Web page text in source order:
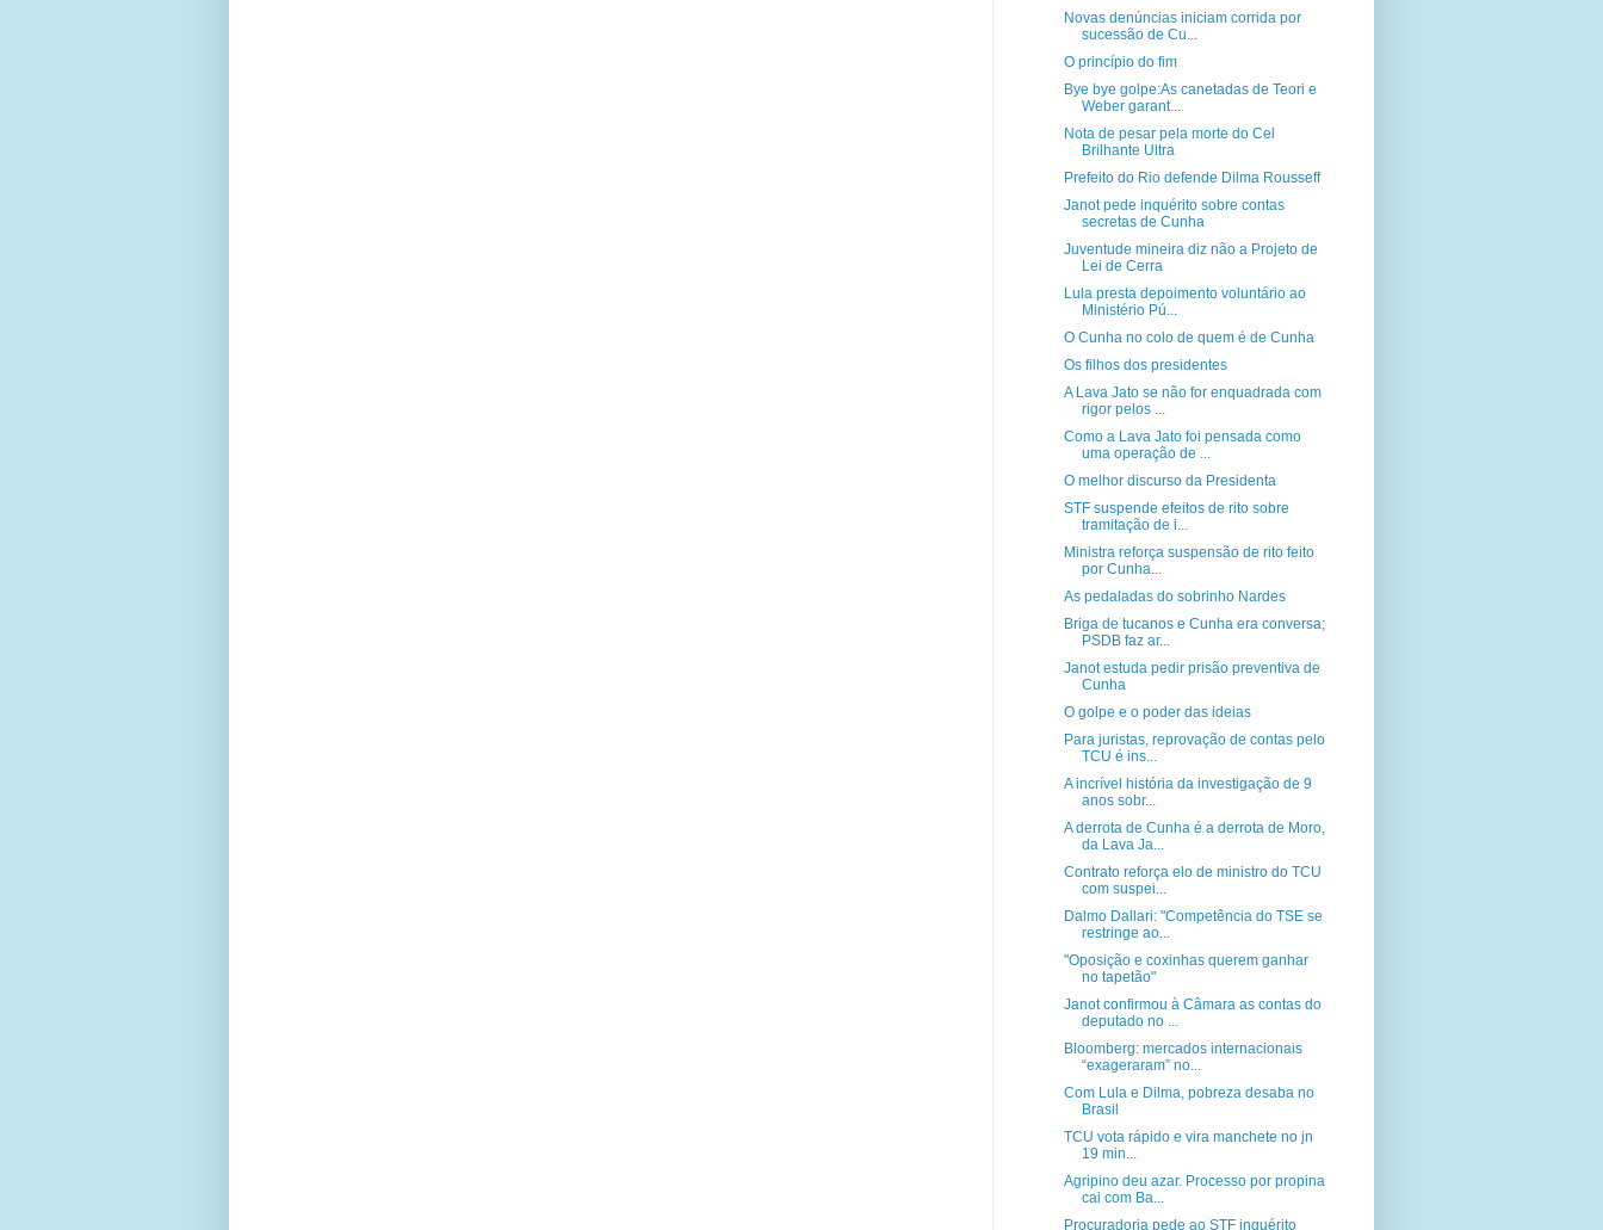
Novas denúncias iniciam corrida por
sucessão de Cu...
O princípio do fim
Bye bye golpe:As canetadas de Teori e
Weber garant...
Nota de pesar pela morte do Cel
Brilhante Ultra
Prefeito do Rio defende Dilma Rousseff
Janot pede inquérito sobre contas
secretas de Cunha
Juventude mineira diz não a Projeto de
Lei de Cerra
Lula presta depoimento voluntário ao
Ministério Pú...
O Cunha no colo de quem é de Cunha
Os filhos dos presidentes
A Lava Jato se não for enquadrada com
rigor pelos ...
Como a Lava Jato foi pensada como
uma operação de ...
O melhor discurso da Presidenta
STF suspende efeitos de rito sobre
tramitação de i...
Ministra reforça suspensão de rito feito
por Cunha...
As pedaladas do sobrinho Nardes
Briga de tucanos e Cunha era conversa;
PSDB faz ar...
Janot estuda pedir prisão preventiva de
Cunha
O golpe e o poder das ideias
Para juristas, reprovação de contas pelo
TCU é ins...
A incrível história da investigação de 9
anos sobr...
A derrota de Cunha é a derrota de Moro,
da Lava Ja...
Contrato reforça elo de ministro do TCU
com suspei...
Dalmo Dallari: "Competência do TSE se
restringe ao...
"Oposição e coxinhas querem ganhar
no tapetão"
Janot confirmou à Câmara as contas do
deputado no ...
Bloomberg: mercados internacionais
“exageraram” no...
Com Lula e Dilma, pobreza desaba no
Brasil
TCU vota rápido e vira manchete no jn
19 min...
Agripino deu azar. Processo por propina
cai com Ba...
Procuradoria pede ao STF inquérito